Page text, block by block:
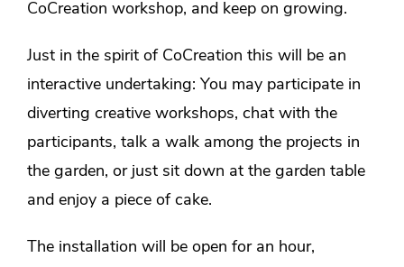
CoCreation workshop, and keep on growing.
Just in the spirit of CoCreation this will be an
interactive undertaking: You may participate in
diverting creative workshops, chat with the
participants, talk a walk among the projects in
the garden, or just sit down at the garden table
and enjoy a piece of cake.
The installation will be open for an hour,